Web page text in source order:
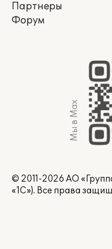
Партнеры
Форум
Мы в Max
© 2011-2026 АО
«1С»). Все права